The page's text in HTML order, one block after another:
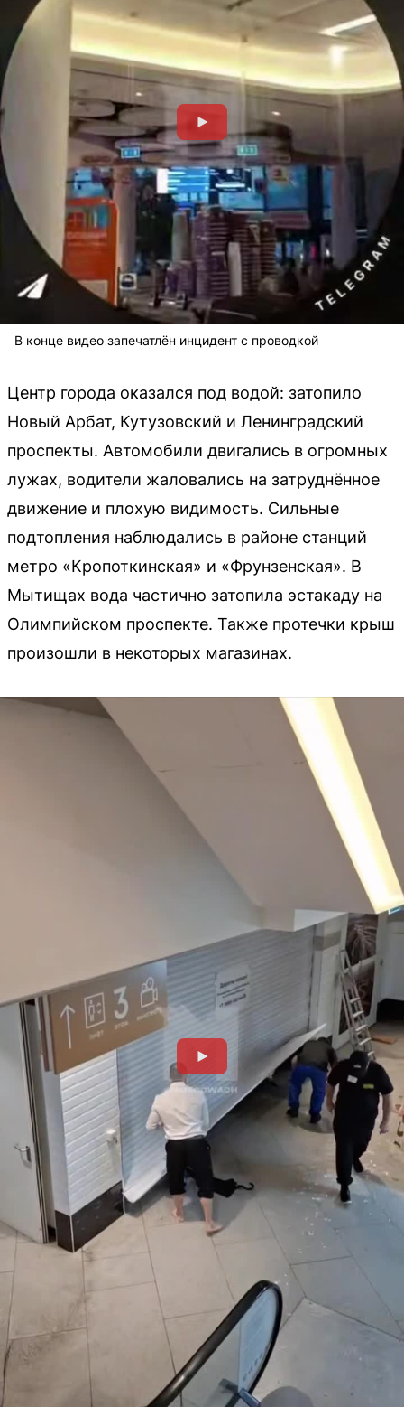
В конце видео запечатлён инцидент с проводкой
Центр города оказался под водой: затопило
Новый Арбат, Кутузовский и Ленинградский
проспекты. Автомобили двигались в огромных
лужах, водители жаловались на затруднённое
движение и плохую видимость. Сильные
подтопления наблюдались в районе станций
метро «Кропоткинская» и «Фрунзенская». В
Мытищах вода частично затопила эстакаду на
Олимпийском проспекте. Также протечки крыш
произошли в некоторых магазинах.